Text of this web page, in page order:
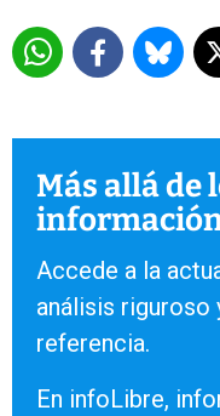
Más allá de
Accede a la
análisis riguroso
referencia.
En infoLibre,